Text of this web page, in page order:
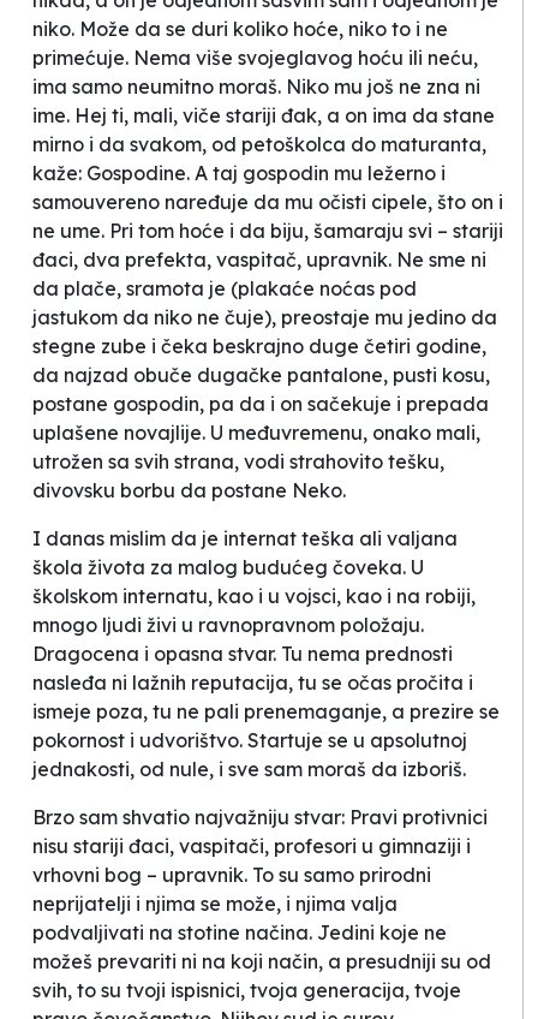
niko. Može da se duri koliko hoće, niko to i ne
primećuje. Nema više svojeglavog hoću ili neću,
ima samo neumitno moraš. Niko mu još ne zna ni
ime. Hej ti, mali, viče stariji đak, a on ima da stane
mirno i da svakom, od petoškolca do maturanta,
kaže: Gospodine. A taj gospodin mu ležerno i
samouvereno naređuje da mu očisti cipele, što on i
ne ume. Pri tom hoće i da biju, šamaraju svi – stariji
đaci, dva prefekta, vaspitač, upravnik. Ne sme ni
da plače, sramota je (plakaće noćas pod
jastukom da niko ne čuje), preostaje mu jedino da
stegne zube i čeka beskrajno duge četiri godine,
da najzad obuče dugačke pantalone, pusti kosu,
postane gospodin, pa da i on sačekuje i prepada
uplašene novajlije. U međuvremenu, onako mali,
utrožen sa svih strana, vodi strahovito tešku,
divovsku borbu da postane Neko.
I danas mislim da je internat teška ali valjana
škola života za malog budućeg čoveka. U
školskom internatu, kao i u vojsci, kao i na robiji,
mnogo ljudi živi u ravnopravnom položaju.
Dragocena i opasna stvar. Tu nema prednosti
nasleđa ni lažnih reputacija, tu se očas pročita i
ismeje poza, tu ne pali prenemaganje, a prezire se
pokornost i udvorištvo. Startuje se u apsolutnoj
jednakosti, od nule, i sve sam moraš da izboriš.
Brzo sam shvatio najvažniju stvar: Pravi protivnici
nisu stariji đaci, vaspitači, profesori u gimnaziji i
vrhovni bog – upravnik. To su samo prirodni
neprijatelji i njima se može, i njima valja
podvaljivati na stotine načina. Jedini koje ne
možeš prevariti ni na koji način, a presudniji su od
svih, to su tvoji ispisnici, tvoja generacija, tvoje